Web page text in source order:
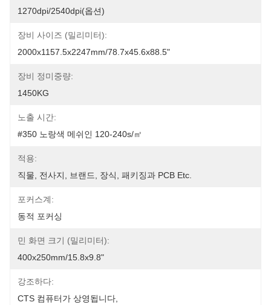
1270dpi/2540dpi(옵션)
장비 사이즈 (밀리미터):
2000x1157.5x2247mm/78.7x45.6x88.5"
장비 정미중량:
1450KG
노출 시간:
#350 노랑색 메쉬인 120-240s/㎡
적용:
직물, 전사지, 브랜드, 장식, 패키징과 PCB Etc.
포커스계:
동적 포커싱
민 화면 크기 (밀리미터):
400x250mm/15.8x9.8"
강조하다:
CTS 컴퓨터가 상영됩니다